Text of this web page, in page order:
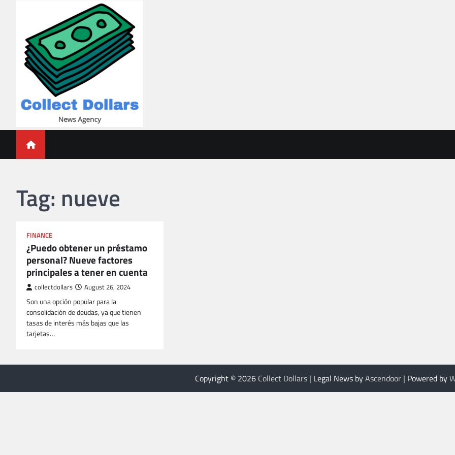
Collect Dollars
Tag: nueve
FINANCE
¿Puedo obtener un préstamo
personal? Nueve factores
principales a tener en cuenta
collectdollars August 26, 2024
Son una opción popular para la
consolidación de deudas, ya que tienen
tasas de interés más bajas que las
tarjetas…
Copyright © 2026 Collect Dollars| Legal News byAscendoor| Powered by